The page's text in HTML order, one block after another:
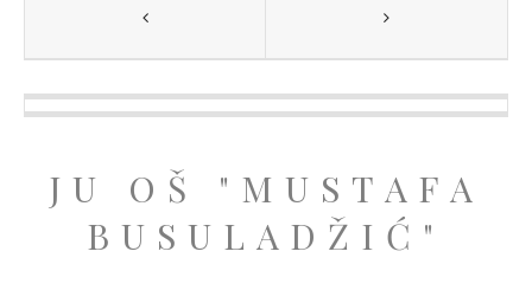
JU OŠ "MUSTAFA
BUSULADŽIĆ"